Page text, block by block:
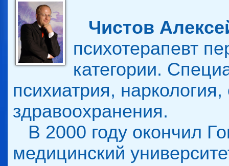
Чистов
психотерапевт
категории.
психиатрия,
здравоохранения.
В 2000 году окончил
медицинский